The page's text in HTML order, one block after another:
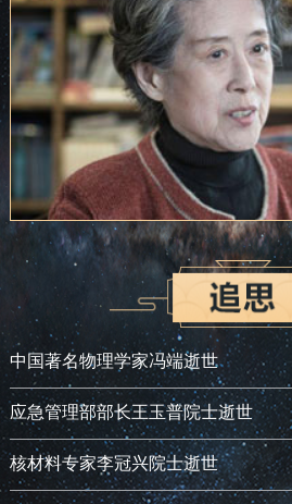
中国著名物理学家冯端逝世
应急管理部部长王玉普院士逝世
核材料专家李冠兴院士逝世